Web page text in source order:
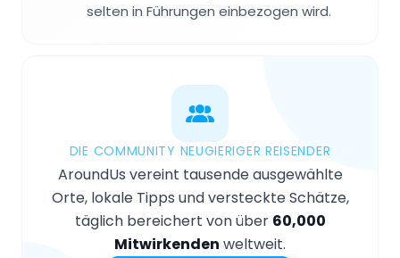
selten in Führungen einbezogen wird.
DIE COMMUNITY NEUGIERIGER REISENDER
AroundUs vereint tausende ausgewählte
Orte, lokale Tipps und versteckte Schätze,
täglich bereichert von über 60,000
Mitwirkenden weltweit.